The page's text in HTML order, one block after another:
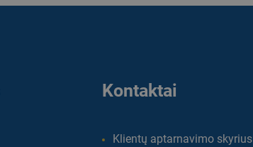
Kontaktai
Klientų aptarnavimo skyrius